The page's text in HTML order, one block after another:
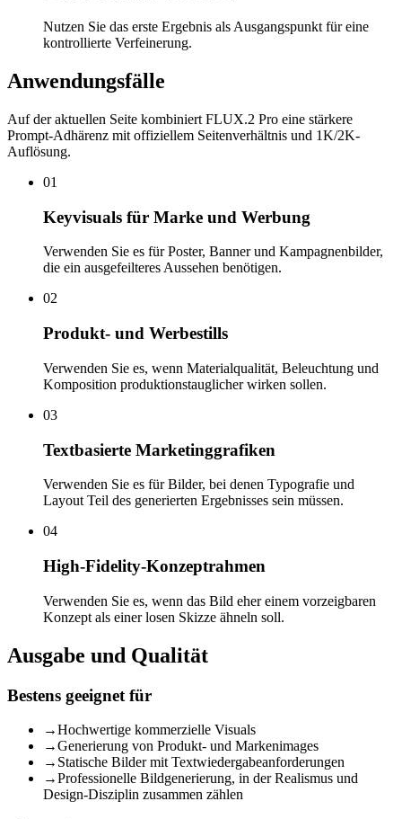
Nutzen Sie das erste Ergebnis als Ausgangspunkt für eine
kontrollierte Verfeinerung.
Anwendungsfälle
Auf der aktuellen Seite kombiniert FLUX.2 Pro eine stärkere
Prompt-Adhärenz mit offiziellem Seitenverhältnis und 1K/2K-
Auflösung.
01
Keyvisuals für Marke und Werbung
Verwenden Sie es für Poster, Banner und Kampagnenbilder,
die ein ausgefeilteres Aussehen benötigen.
02
Produkt- und Werbestills
Verwenden Sie es, wenn Materialqualität, Beleuchtung und
Komposition produktionstauglicher wirken sollen.
03
Textbasierte Marketinggrafiken
Verwenden Sie es für Bilder, bei denen Typografie und
Layout Teil des generierten Ergebnisses sein müssen.
04
High-Fidelity-Konzeptrahmen
Verwenden Sie es, wenn das Bild eher einem vorzeigbaren
Konzept als einer losen Skizze ähneln soll.
Ausgabe und Qualität
Bestens geeignet für
→Hochwertige kommerzielle Visuals
→Generierung von Produkt- und Markenimages
→ Statische Bilder mit Textwiedergabeanforderungen
→Professionelle Bildgenerierung, in der Realismus und
Design-Disziplin zusammen zählen